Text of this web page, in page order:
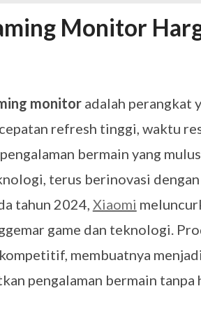
AdSense Kecil? Ini Penyebab dan Solusinya
Malang Terbaik untuk Berbagai Kebutuhan
Alat Listrik Tinggal Edit CDR
Monitor
monitoradalah perangkat
refresh tinggi, waktu
bermain yang
terus berinovasi
tahun 2024, Xiaomi
game dan teknologi.
membuatnya
pengalaman bermain tanpa